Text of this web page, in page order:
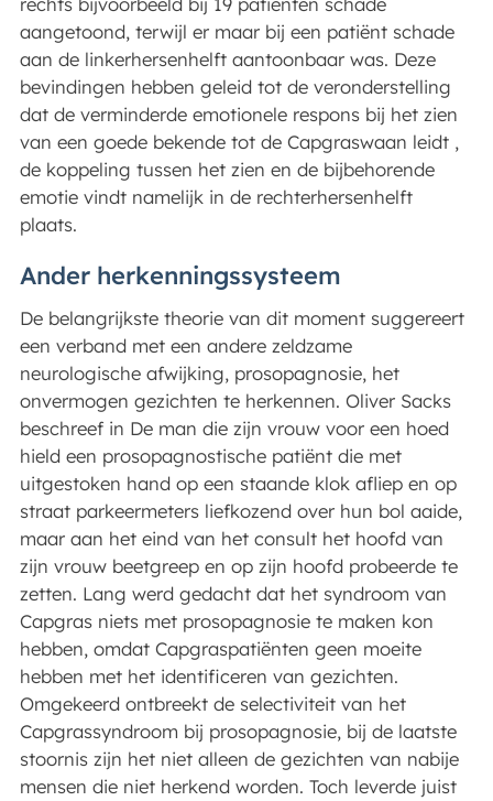
aangetoond, terwijl er maar bij een patiënt schade
aan de linkerhersenhelft aantoonbaar was. Deze
bevindingen hebben geleid tot de veronderstelling
dat de verminderde emotionele respons bij het zien
van een goede bekende tot de Capgraswaan leidt ,
de koppeling tussen het zien en de bijbehorende
emotie vindt namelijk in de rechterhersenhelft
plaats.
Ander herkenningssysteem
De belangrijkste theorie van dit moment suggereert
een verband met een andere zeldzame
neurologische afwijking, prosopagnosie, het
onvermogen gezichten te herkennen. Oliver Sacks
beschreef in De man die zijn vrouw voor een hoed
hield een prosopagnostische patiënt die met
uitgestoken hand op een staande klok afliep en op
straat parkeermeters liefkozend over hun bol aaide,
maar aan het eind van het consult het hoofd van
zijn vrouw beetgreep en op zijn hoofd probeerde te
zetten. Lang werd gedacht dat het syndroom van
Capgras niets met prosopagnosie te maken kon
hebben, omdat Capgraspatiënten geen moeite
hebben met het identificeren van gezichten.
Omgekeerd ontbreekt de selectiviteit van het
Capgrassyndroom bij prosopagnosie, bij de laatste
stoornis zijn het niet alleen de gezichten van nabije
mensen die niet herkend worden. Toch leverde juist